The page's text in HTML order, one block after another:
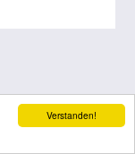
Verstanden!